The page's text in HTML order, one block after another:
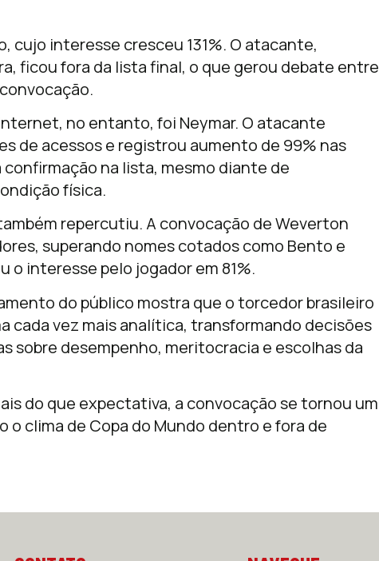
, cujo interesse cresceu 131%. O atacante,
ficou fora da lista final, o que gerou debate entre
no entanto, foi Neymar. O atacante
de acessos e registrou aumento de 99% nas
na lista, mesmo diante de
física.
repercutiu. A convocação deWeverton
superando nomes cotados como Bento e
o interesse pelo jogador em 81%.
do público mostra que o torcedor brasileiro
cada vez mais analítica, transformando decisões
sobre desempenho, meritocracia e escolhas da
do que expectativa, a convocação se tornou um
clima de Copa do Mundo dentro e fora de